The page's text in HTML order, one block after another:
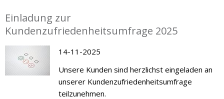
Einladung zur
Kundenzufriedenheitsumfrage 2025
14-11-2025
Unsere Kunden sind herzlichst eingeladen an
unserer Kundenzufriedenheitsumfrage
teilzunehmen.